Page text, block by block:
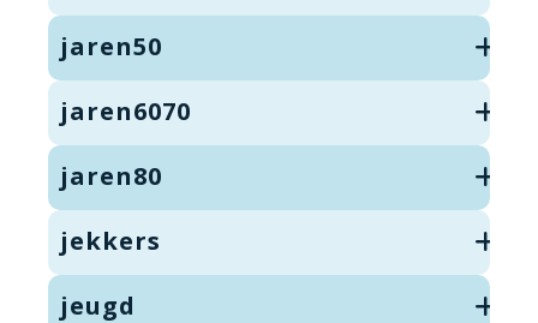
jaren50
jaren6070
jaren80
jekkers
jeugd